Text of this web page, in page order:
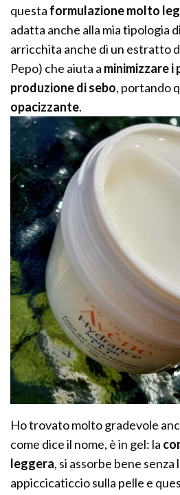
questa formulazione molto
adatta anche alla mia tipologia
arricchita anche di un estratto
Pepo) che aiuta a minimizzare i
produzione di sebo, portando
opacizzante.
Ho trovato molto gradevole
come dice il nome, è in gel: la
leggera, si assorbe bene senza
appiccicaticcio sulla pelle e